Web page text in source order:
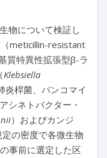
物について検証し
meticillin-resistant
質特異性拡張型β-ラ
Klebsiella
炎桿菌、バンコマイ
シネトバクター・
）およびカンジ
定の密度で各微生物
事前に選定した区